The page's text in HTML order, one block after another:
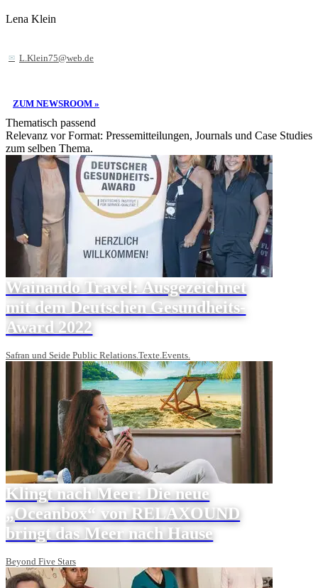
Lena Klein
L.Klein75@web.de
ZUM NEWSROOM »
Thematisch passend
Relevanz vor Format: Pressemitteilungen, Journals und Case Studies
zum selben Thema.
Wainando Travel: Ausgezeichnet
mit dem Deutschen Gesundheits-
Award 2022
Safran und Seide Public Relations.Texte.Events.
Klingt nach Meer: Die neue
„Oceanbox“ von RELAXOUND
bringt das Meer nach Hause
Beyond Five Stars